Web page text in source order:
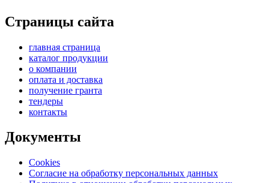
Страницы сайта
главная страница
каталог продукции
о компании
оплата и доставка
получение гранта
тендеры
контакты
Документы
Cookies
Согласие на обработку персональных данных